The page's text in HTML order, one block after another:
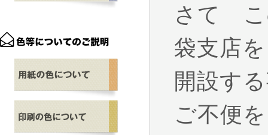
さて こ
袋支店を
開設す
ご不便を